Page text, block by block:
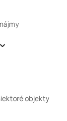
objekty